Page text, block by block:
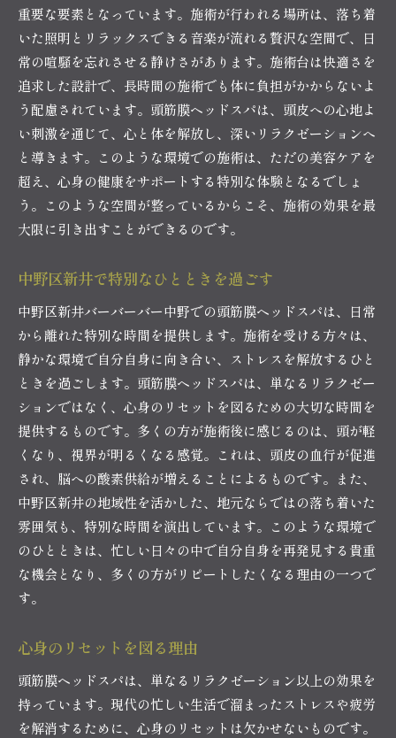
重要な要素となっています。施術が行われる場所は、落ち着
いた照明とリラックスできる音楽が流れる贅沢な空間で、日
常の喧騒を忘れさせる静けさがあります。施術台は快適さを
追求した設計で、長時間の施術でも体に負担がかからないよ
う配慮されています。頭筋膜ヘッドスパは、頭皮への心地よ
い刺激を通じて、心と体を解放し、深いリラクゼーションへ
と導きます。このような環境での施術は、ただの美容ケアを
超え、心身の健康をサポートする特別な体験となるでしょ
う。このような空間が整っているからこそ、施術の効果を最
大限に引き出すことができるのです。
中野区新井で特別なひとときを過ごす
中野区新井バーバーバー中野での頭筋膜ヘッドスパは、日常
から離れた特別な時間を提供します。施術を受ける方々は、
静かな環境で自分自身に向き合い、ストレスを解放するひと
ときを過ごします。頭筋膜ヘッドスパは、単なるリラクゼー
ションではなく、心身のリセットを図るための大切な時間を
提供するものです。多くの方が施術後に感じるのは、頭が軽
くなり、視界が明るくなる感覚。これは、頭皮の血行が促進
され、脳への酸素供給が増えることによるものです。また、
中野区新井の地域性を活かした、地元ならではの落ち着いた
雰囲気も、特別な時間を演出しています。このような環境で
のひとときは、忙しい日々の中で自分自身を再発見する貴重
な機会となり、多くの方がリピートしたくなる理由の一つで
す。
心身のリセットを図る理由
頭筋膜ヘッドスパは、単なるリラクゼーション以上の効果を
持っています。現代の忙しい生活で溜まったストレスや疲労
を解消するために、心身のリセットは欠かせないものです。